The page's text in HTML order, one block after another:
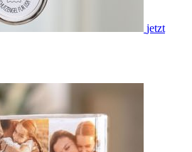
jetzt